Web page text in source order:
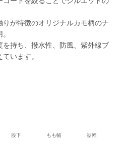
が特徴のオリジナルカモ柄のナ
持ち、撥水性、防風、紫外線ブ
います。
股下 もも幅 裾幅